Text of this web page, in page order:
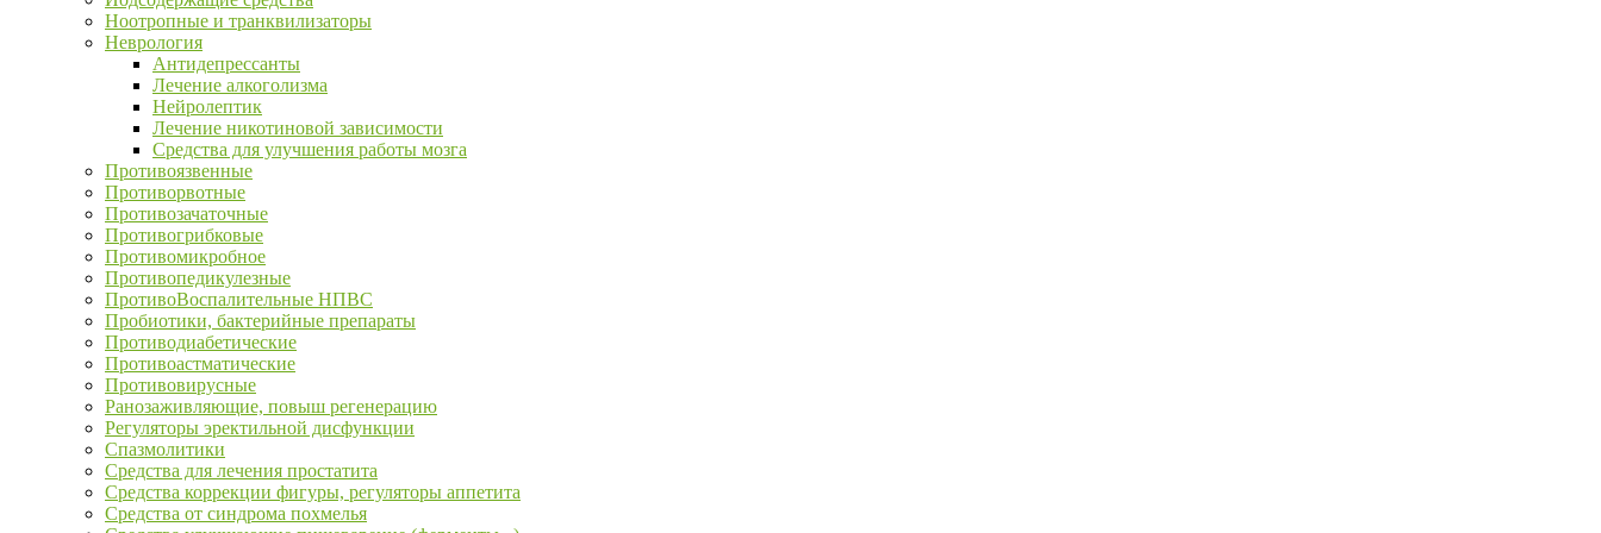
Ноотропные и транквилизаторы
Неврология
Антидепрессанты
Лечение алкоголизма
Нейролептик
Лечение никотиновой зависимости
Средства для улучшения работы мозга
Противоязвенные
Противорвотные
Противозачаточные
Противогрибковые
Противомикробное
Противопедикулезные
ПротивоВоспалительные НПВС
Пробиотики, бактерийные препараты
Противодиабетические
Противоастматические
Противовирусные
Ранозаживляющие, повыш регенерацию
Регуляторы эректильной дисфункции
Спазмолитики
Средства для лечения простатита
Средства коррекции фигуры, регуляторы аппетита
Средства от синдрома похмелья